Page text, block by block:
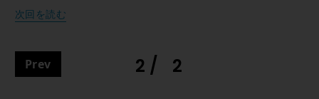
次回を読む
Prev 2 2